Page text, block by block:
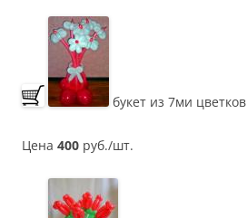
букет из 7ми цветков
Цена 400 руб./шт.